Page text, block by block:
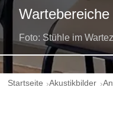
Wartebereiche
Foto: Stühle im
Startseite Akustikbilder